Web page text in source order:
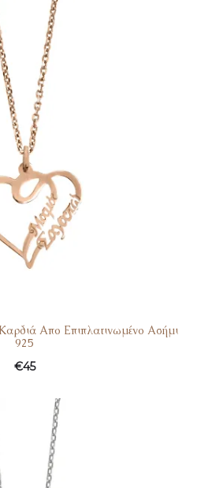
Απο Επιπλατινωμένο Ασήμι
925
€45